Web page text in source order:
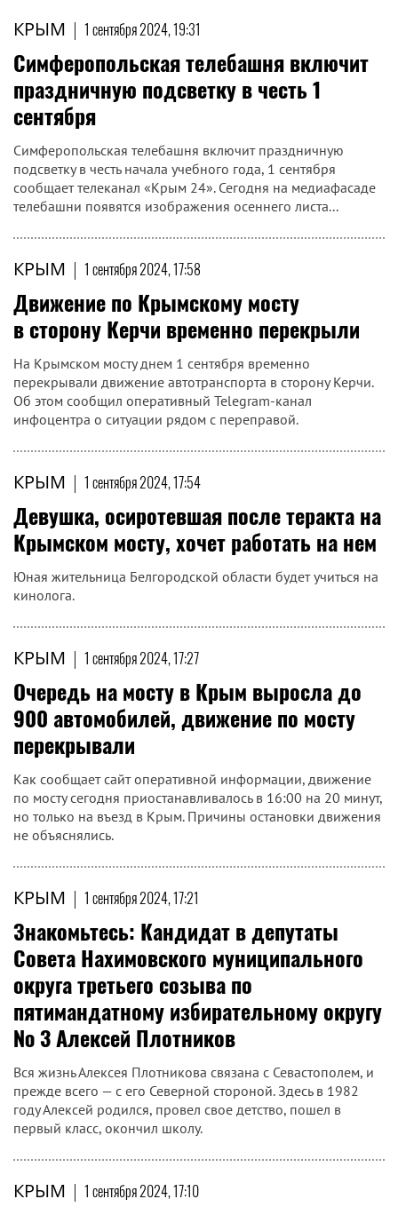
КРЫМ | 1 сентября 2024, 19:31
Симферопольская телебашня включит
праздничную подсветку в честь 1
сентября
Симферопольская телебашня включит праздничную
подсветку в честь начала учебного года, 1 сентября
сообщает телеканал «Крым 24». Сегодня на медиафасаде
телебашни появятся изображения осеннего листа...
КРЫМ | 1 сентября 2024, 17:58
Движение по Крымскому мосту
в сторону Керчи временно перекрыли
На Крымском мосту днем 1 сентября временно
перекрывали движение автотранспорта в сторону Керчи.
Об этом сообщил оперативный Telegram-канал
инфоцентра о ситуации рядом с переправой.
КРЫМ | 1 сентября 2024, 17:54
Девушка, осиротевшая после теракта на
Крымском мосту, хочет работать на нем
Юная жительница Белгородской области будет учиться на
кинолога.
КРЫМ | 1 сентября 2024, 17:27
Очередь на мосту в Крым выросла до
900 автомобилей, движение по мосту
перекрывали
Как сообщает сайт оперативной информации, движение
по мосту сегодня приостанавливалось в 16:00 на 20 минут,
но только на въезд в Крым. Причины остановки движения
не объяснялись.
КРЫМ | 1 сентября 2024, 17:21
Знакомьтесь: Кандидат в депутаты
Совета Нахимовского муниципального
округа третьего созыва по
пятимандатному избирательному округу
№ 3 Алексей Плотников
Вся жизнь Алексея Плотникова связана с Севастополем, и
прежде всего — с его Северной стороной. Здесь в 1982
году Алексей родился, провел свое детство, пошел в
первый класс, окончил школу.
КРЫМ | 1 сентября 2024, 17:10